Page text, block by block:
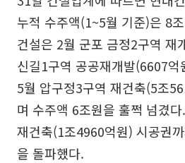
누적 수주액(1~5월 기준)은 8
건설은 2월 군포 금정2구역 재
신길1구역 공공재개발(6607억
5월 압구정3구역 재건축(5조
며 수주액 6조원을 훌쩍 넘겼
재건축(1조4960억원) 시공권
을 돌파했다.